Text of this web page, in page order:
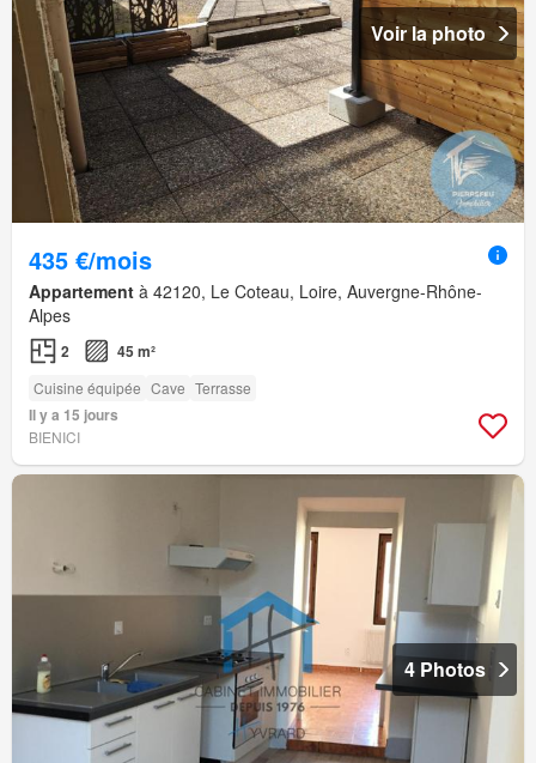
Voir la photo
435 €/mois
Appartement à 42120, Le Coteau, Loire, Auvergne-Rhône-
Alpes
2 45 m²
Cuisine équipée Cave Terrasse
Il y a 15 jours
BIENICI
4 Photos